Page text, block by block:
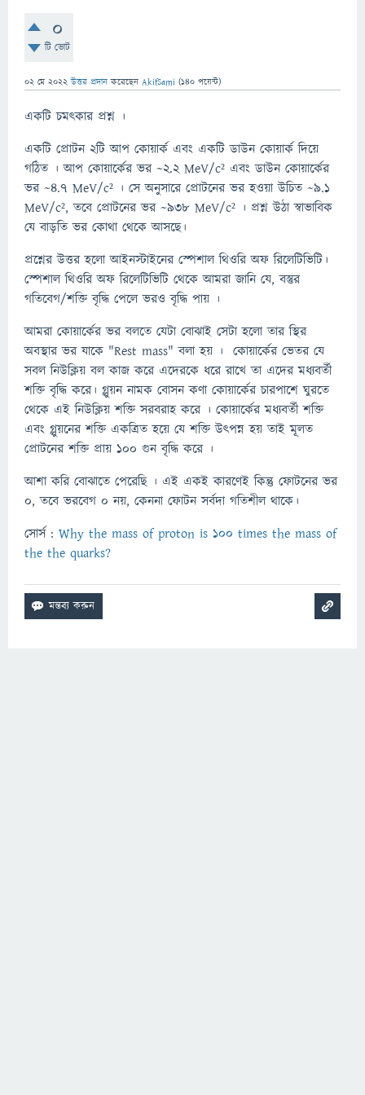
0
টি ভোট
02 মে 2022 উত্তর প্রদান করেছেন AkifSami (140 পয়েন্ট)
একটি চমৎকার প্রশ্ন ।
একটি প্রোটন ২টি আপ কোয়ার্ক এবং একটি ডাউন কোয়ার্ক দিয়ে
গঠিত । আপ কোয়ার্কের ভর ~2.2 MeV/c² এবং ডাউন কোয়ার্কের
ভর ~4.7 MeV/c² । সে অনুসারে প্রোটনের ভর হওয়া উচিত ~9.1
MeV/c², তবে প্রোটনের ভর ~938 MeV/c² । প্রশ্ন উঠা স্বাভাবিক
যে বাড়তি ভর কোথা থেকে আসছে।
প্রশ্নের উত্তর হলো আইনস্টাইনের স্পেশাল থিওরি অফ রিলেটিভিটি।
স্পেশাল থিওরি অফ রিলেটিভিটি থেকে আমরা জানি যে, বস্তুর
গতিবেগ/শক্তি বৃদ্ধি পেলে ভরও বৃদ্ধি পায় ।
আমরা কোয়ার্কের ভর বলতে যেটা বোঝাই সেটা হলো তার স্থির
অবস্থার ভর যাকে "Rest mass" বলা হয় । কোয়ার্কের ভেতর যে
সবল নিউক্লিয় বল কাজ করে এদেরকে ধরে রাখে তা এদের মধ্যবর্তী
শক্তি বৃদ্ধি করে। গ্লুয়ন নামক বোসন কণা কোয়ার্কের চারপাশে ঘুরতে
থেকে এই নিউক্লিয় শক্তি সরবরাহ করে । কোয়ার্কের মধ্যবর্তী শক্তি
এবং গ্লুয়নের শক্তি একত্রিত হয়ে যে শক্তি উৎপন্ন হয় তাই মূলত
প্রোটনের শক্তি প্রায় ১০০ গুন বৃদ্ধি করে ।
আশা করি বোঝাতে পেরেছি । এই একই কারণেই কিন্তু ফোটনের ভর
০, তবে ভরবেগ ০ নয়, কেননা ফোটন সর্বদা গতিশীল থাকে।
সোর্স : Why the mass of proton is 100 times the mass of
the the quarks?